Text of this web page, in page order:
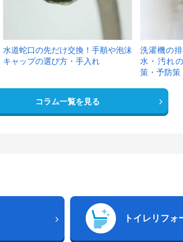
水道蛇口の先だけ交換！手順や泡沫
キャップの選び方・手入れ
洗濯機の
水・汚れ
策・予防策
コラム一覧を見る
トイレリフォ